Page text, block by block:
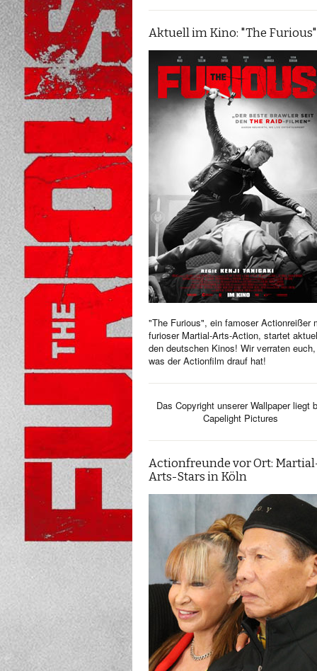
Aktuell im Kino: "The Furious"
"The Furious", ein famoser Actionreißer
furioser Martial-Arts-Action, startet
den deutschen Kinos! Wir verraten euch,
was der Actionfilm drauf hat!
Das Copyright unserer Wallpaper liegt
Capelight Pictures
Actionfreunde vor Ort:
Arts-Stars in Köln